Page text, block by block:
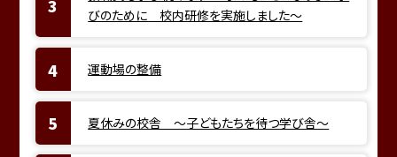
びのために 校内研修を実施しました～
運動場の整備
夏休みの校舎 ～子どもたちを待つ学び舎～